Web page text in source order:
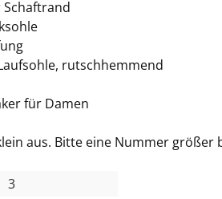
rutschhemmend
für Damen
aus. Bitte eine Nummer größer
3